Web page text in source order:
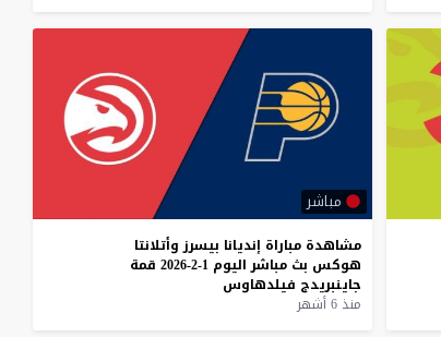
مباشر
مشاهدة مباراة إنديانا بيسرز وأتلانتا
هوكس بث مباشر اليوم 1-2-2026
قمة
جاينبريدج فيلدهاوس
منذ 6 أشهر